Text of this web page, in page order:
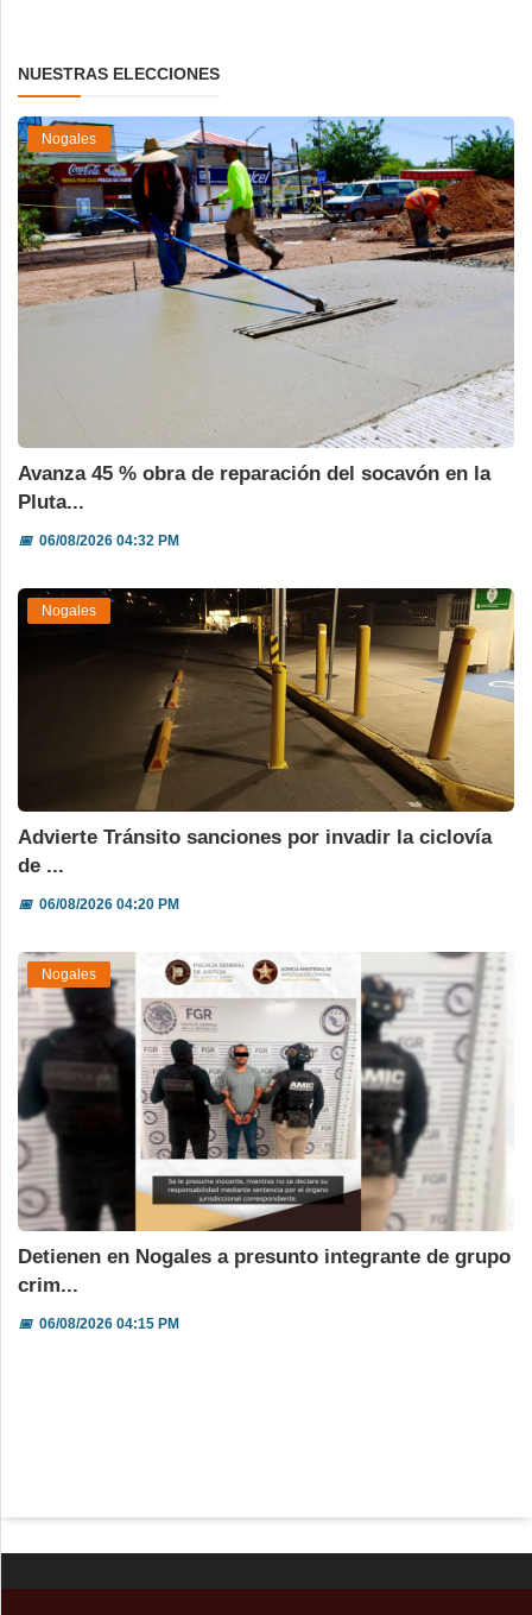
NUESTRAS ELECCIONES
Nogales
Avanza 45 % obra de reparación del socavón en la
Pluta...
📅06/08/2026 04:32 PM
Nogales
Advierte Tránsito sanciones por invadir la ciclovía
de ...
📅06/08/2026 04:20 PM
Nogales
Detienen en Nogales a presunto integrante de grupo
crim...
📅06/08/2026 04:15 PM